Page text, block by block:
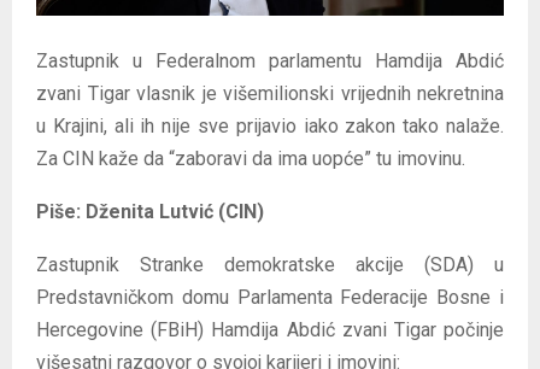
UZastupnik u Federalnom parlamentu Hamdija Abdić
zvani Tigar vlasnik je višemilionski vrijednih nekretnina
u Krajini, ali ih nije sve prijavio iako zakon tako nalaže.
Za CIN kaže da “zaboravi da ima uopće” tu imovinu.
Piše: Dženita Lutvić (CIN)
Zastupnik Stranke demokratske akcije (SDA) u
Predstavničkom domu Parlamenta Federacije Bosne i
Hercegovine (FBiH) Hamdija Abdić zvani Tigar počinje
višesatni razgovor o svojoj karijeri i imovini: